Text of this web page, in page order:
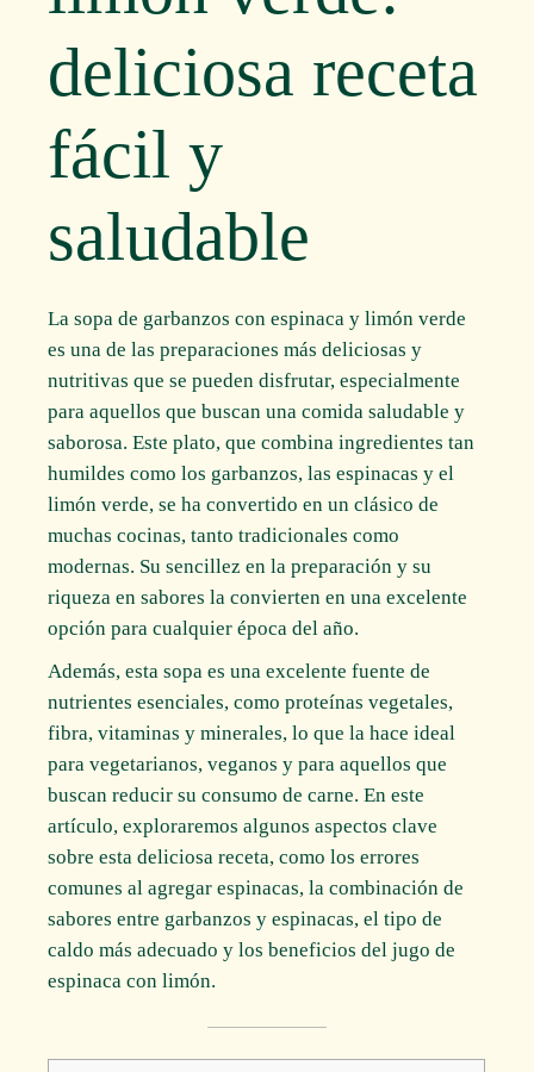
deliciosa receta
fácil y
saludable
La sopa de garbanzos con espinaca y limón verde
es una de las preparaciones más deliciosas y
nutritivas que se pueden disfrutar, especialmente
para aquellos que buscan una comida saludable y
saborosa. Este plato, que combina ingredientes tan
humildes como los garbanzos, las espinacas y el
limón verde, se ha convertido en un clásico de
muchas cocinas, tanto tradicionales como
modernas. Su sencillez en la preparación y su
riqueza en sabores la convierten en una excelente
opción para cualquier época del año.
Además, esta sopa es una excelente fuente de
nutrientes esenciales, como proteínas vegetales,
fibra, vitaminas y minerales, lo que la hace ideal
para vegetarianos, veganos y para aquellos que
buscan reducir su consumo de carne. En este
artículo, exploraremos algunos aspectos clave
sobre esta deliciosa receta, como los errores
comunes al agregar espinacas, la combinación de
sabores entre garbanzos y espinacas, el tipo de
caldo más adecuado y los beneficios del jugo de
espinaca con limón.